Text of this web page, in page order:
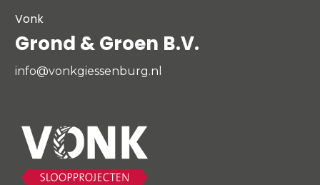
Vonk
Grond & Groen B.V.
info@vonkgiessenburg.nl